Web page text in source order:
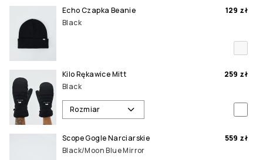
Echo Czapka Beanie
Black
129 zł
Kilo Rękawice Mitt
Black
259 zł
Rozmiar
Scope Gogle Narciarskie
Black/Moon Blue Mirror
559 zł